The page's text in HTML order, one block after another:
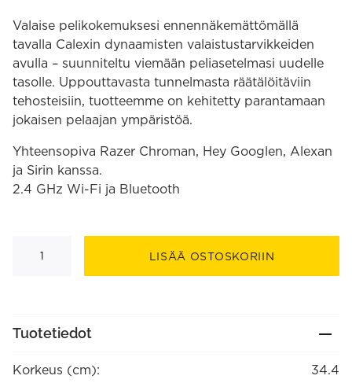
Valaise pelikokemuksesi ennennäkemättömällä
tavalla Calexin dynaamisten valaistustarvikkeiden
avulla – suunniteltu viemään peliasetelmasi uudelle
tasolle. Uppouttavasta tunnelmasta räätälöitäviin
tehosteisiin, tuotteemme on kehitetty parantamaan
jokaisen pelaajan ympäristöä.
Yhteensopiva Razer Chroman, Hey Googlen, Alexan
ja Sirin kanssa.
2.4 GHz Wi-Fi ja Bluetooth
LISÄÄ OSTOSKORIIN
Tuotetiedot
Korkeus (cm):
34.4